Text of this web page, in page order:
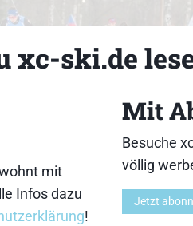
23 24
xc-ski.de
mit
Infos dazu
!
Mit
Besuche
völlig
Jetzt